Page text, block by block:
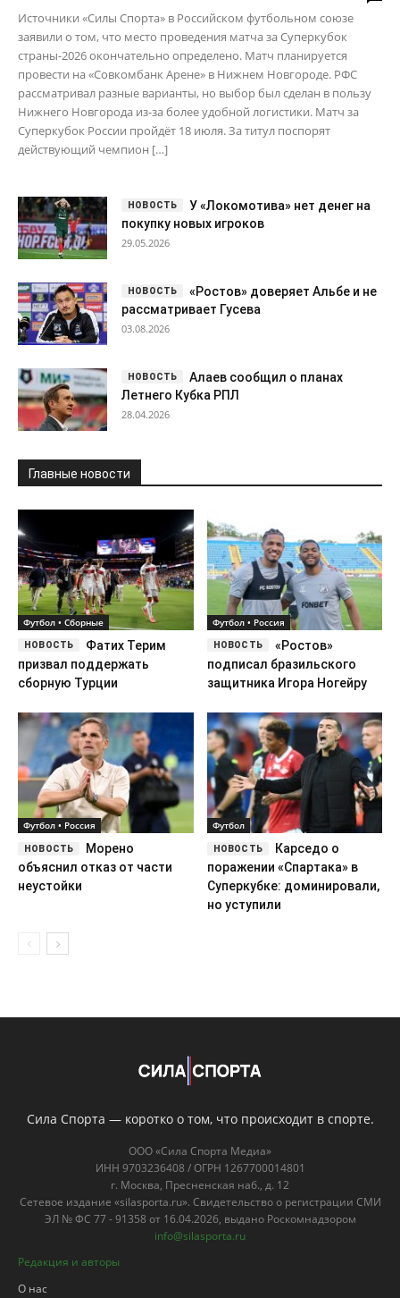
Источники «Силы Спорта» в Российском футбольном союзе
заявили о том, что место проведения матча за Суперкубок
страны-2026 окончательно определено. Матч планируется
провести на «Совкомбанк Арене» в Нижнем Новгороде. РФС
рассматривал разные варианты, но выбор был сделан в пользу
Нижнего Новгорода из-за более удобной логистики. Матч за
Суперкубок России пройдёт 18 июля. За титул поспорят
действующий чемпион […]
У «Локомотива» нет денег на
покупку новых игроков
29.05.2026
«Ростов» доверяет Альбе и не
рассматривает Гусева
03.08.2026
Алаев сообщил о планах
Летнего Кубка РПЛ
28.04.2026
Главные новости
Футбол • Сборные
Фатих Терим
призвал поддержать
сборную Турции
Футбол • Россия
«Ростов»
подписал бразильского
защитника Игора Ногейру
Футбол • Россия
Морено
объяснил отказ от части
неустойки
Футбол
Карседо о
поражении «Спартака» в
Суперкубке: доминировали,
но уступили
Сила Спорта — коротко о том, что происходит в спорте.
ООО «Сила Спорта Медиа»
ИНН 9703236408 / ОГРН 1267700014801
г. Москва, Пресненская наб., д. 12
Сетевое издание «silasporta.ru». Свидетельство о регистрации СМИ
ЭЛ № ФС 77 - 91358 от 16.04.2026, выдано Роскомнадзором
info@silasporta.ru
Редакция и авторы
О нас